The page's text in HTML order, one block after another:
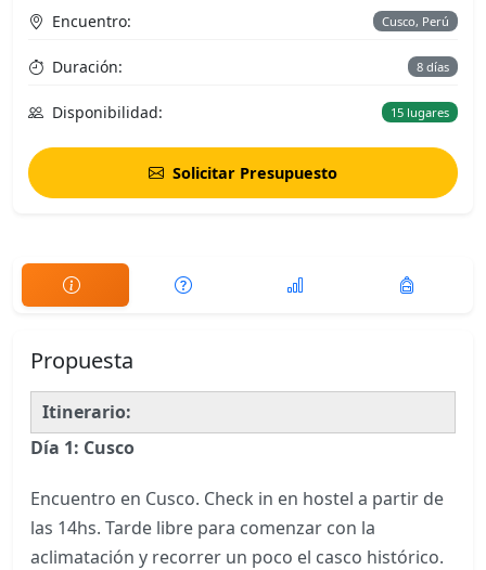
Encuentro: Cusco, Perú
Duración: 8 días
Disponibilidad: 15 lugares
Solicitar Presupuesto
Propuesta
Itinerario:
Día 1: Cusco
Encuentro en Cusco. Check in en hostel a partir de
las 14hs. Tarde libre para comenzar con la
aclimatación y recorrer un poco el casco histórico.